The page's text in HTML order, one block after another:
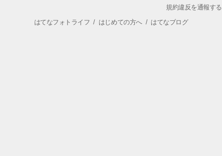
規約違反を通報する
はてなフォトライフ / はじめての方へ/ はてなブログ